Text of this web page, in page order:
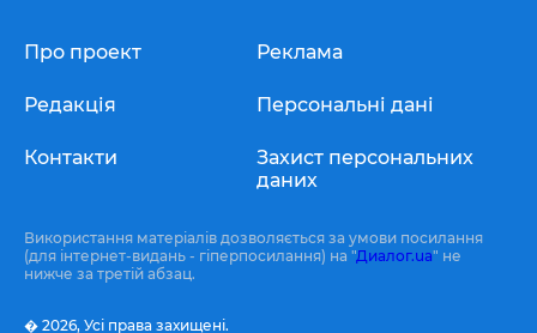
Про проект
Редакція
Контакти
Реклама
Персональні дані
Захист персональних
даних
Використання матеріалів дозволяється за умови посилання
(для інтернет-видань - гіперпосилання) на "Диалог.ua" не
нижче за третій абзац.
� 2026, Усі права захищені.